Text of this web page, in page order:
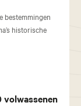
bestemmingen
historische
volwassenen